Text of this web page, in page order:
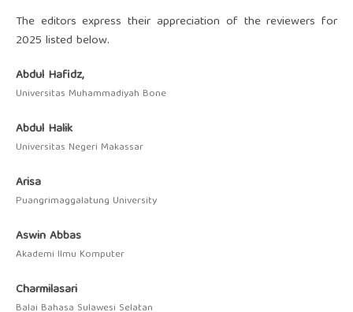
The editors express their appreciation of the reviewers for
2025 listed below.
Abdul Hafidz,
Universitas Muhammadiyah Bone
Abdul Halik
Universitas Negeri Makassar
Arisa
Puangrimaggalatung University
Aswin Abbas
Akademi Ilmu Komputer
Charmilasari